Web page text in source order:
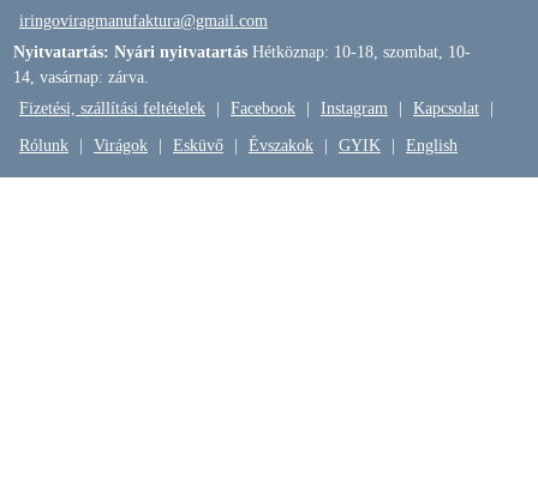
iringoviragmanufaktura@gmail.com
Nyitvatartás: Nyári nyitvatartás Hétköznap: 10-18, szombat, 10-
14, vasárnap: zárva.
Fizetési, szállítási feltételek
Facebook Instagram Kapcsolat
Rólunk Virágok Esküvő Évszakok GYIK English